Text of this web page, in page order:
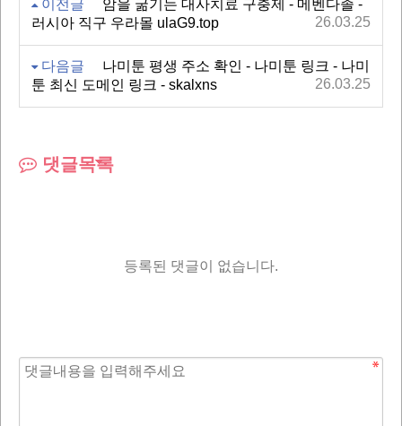
이전글
암을 굶기는 대사치료 구충제 - 메벤다졸 -
러시아 직구 우라몰 ulaG9.top
26.03.25
다음글
나미툰 평생 주소 확인 - 나미툰 링크 - 나미
툰 최신 도메인 링크 - skalxns
26.03.25
댓글목록
등록된 댓글이 없습니다.